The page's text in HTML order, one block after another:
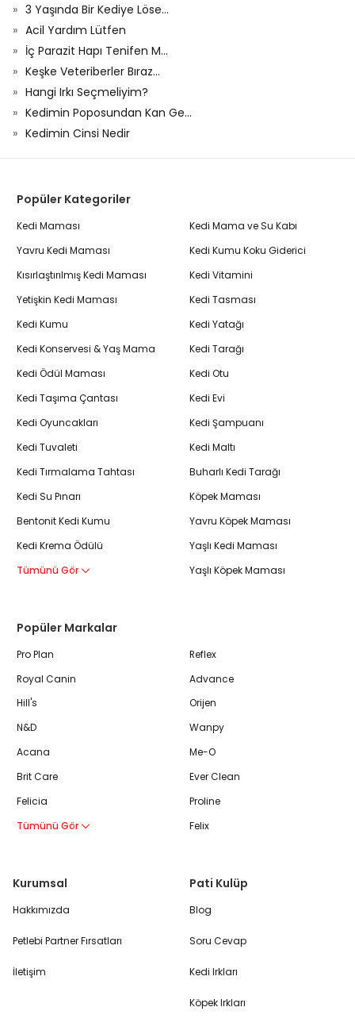
3 Yaşında Bir Kediye Löse...
Acil Yardım Lütfen
İç Parazit Hapı Tenifen M...
Keşke Veteriberler Bıraz...
Hangi Irkı Seçmeliyim?
Kedimin Poposundan Kan Ge...
Kedimin Cinsi Nedir
Popüler Kategoriler
Kedi Maması
Yavru Kedi Maması
Kısırlaştırılmış Kedi Maması
Yetişkin Kedi Maması
Kedi Kumu
Kedi Konservesi & Yaş Mama
Kedi Ödül Maması
Kedi Taşıma Çantası
Kedi Oyuncakları
Kedi Tuvaleti
Kedi Tırmalama Tahtası
Kedi Su Pınarı
Bentonit Kedi Kumu
Kedi Krema Ödülü
Tümünü Gör
Kedi Mama ve Su Kabı
Kedi Kumu Koku Giderici
Kedi Vitamini
Kedi Tasması
Kedi Yatağı
Kedi Tarağı
Kedi Otu
Kedi Evi
Kedi Şampuanı
Kedi Maltı
Buharlı Kedi Tarağı
Köpek Maması
Yavru Köpek Maması
Yaşlı Kedi Maması
Yaşlı Köpek Maması
Popüler Markalar
Pro Plan
Royal Canin
Hill's
N&D
Acana
Brit Care
Felicia
Tümünü Gör
Reflex
Advance
Orijen
Wanpy
Me-O
Ever Clean
Proline
Felix
Kurumsal
Hakkımızda
Petlebi Partner Fırsatları
İletişim
Pati Kulüp
Blog
Soru Cevap
Kedi Irkları
Köpek Irkları